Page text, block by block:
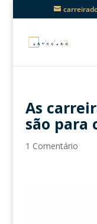
As
são para
1 Comentário